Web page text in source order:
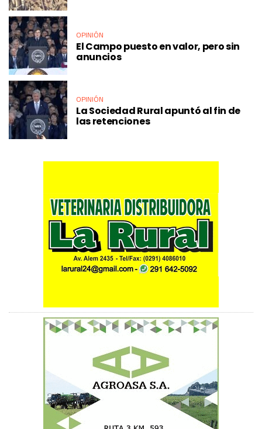
OPINIÓN
El Campo puesto en valor, pero sin
anuncios
OPINIÓN
La Sociedad Rural apuntó al fin de
las retenciones